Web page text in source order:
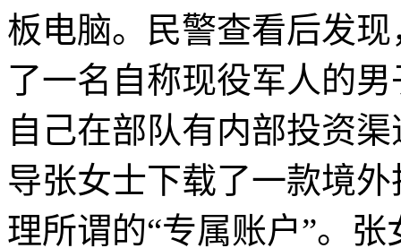
板电脑。民警查看后发
了一名自称现役军人的
自己在部队有内部投资
导张女士下载了一款境
理所谓的“专属账户”。